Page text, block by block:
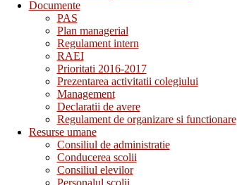
Documente
PAS
Plan managerial
Regulament intern
RAEI
Prioritati 2016-2017
Prezentarea activitatii colegiului
Management
Declaratii de avere
Regulament de organizare si functionare
Resurse umane
Consiliul de administratie
Conducerea scolii
Consiliul elevilor
Personalul scolii